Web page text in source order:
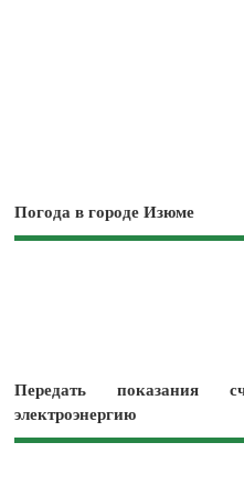
Погода в городе Изюме
Передать показания
электроэнергию